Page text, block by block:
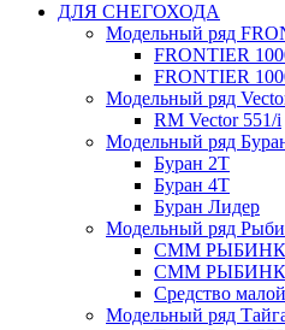
ДЛЯ СНЕГОХОДА
Модельный ряд
FRONTIER
FRONTIER
Модельный ряд
RM Vector 551/i
Модельный ряд
Буран 2Т
Буран 4Т
Буран Лидер
Модельный ряд
СММ РЫБИНКА
СММ РЫБИНКА
Средство
Модельный ряд